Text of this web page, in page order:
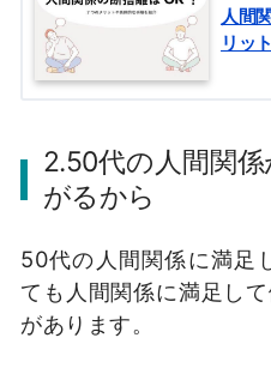
人間
リッ
2.50代の人間関
がるから
50代の人間関係に満足
ても人間関係に満足し
があります。